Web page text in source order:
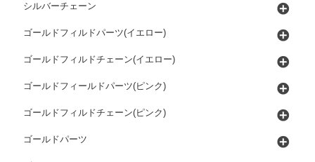
シルバーチェーン
ゴールドフィルドパーツ(イエロー)
ゴールドフィルドチェーン(イエロー)
ゴールドフィールドパーツ(ピンク)
ゴールドフィルドチェーン(ピンク)
ゴールドパーツ